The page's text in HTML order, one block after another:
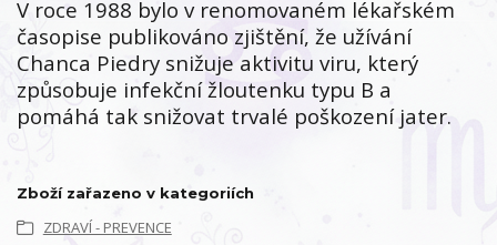
V roce 1988 bylo v renomovaném lékařském
časopise publikováno zjištění, že užívání
Chanca Piedry snižuje aktivitu viru, který
způsobuje infekční žloutenku typu B a
pomáhá tak snižovat trvalé poškození jater.
Zboží zařazeno v kategoriích
ZDRAVÍ - PREVENCE